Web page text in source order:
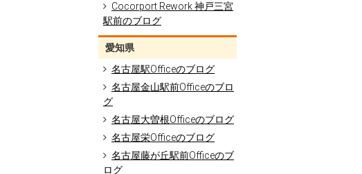
Cocorport Rework 神戸三宮
駅前のブログ
愛知県
名古屋駅Officeのブログ
名古屋金山駅前Officeのブロ
グ
名古屋大曽根Officeのブログ
名古屋栄Officeのブログ
名古屋藤が丘駅前Officeのブ
ログ